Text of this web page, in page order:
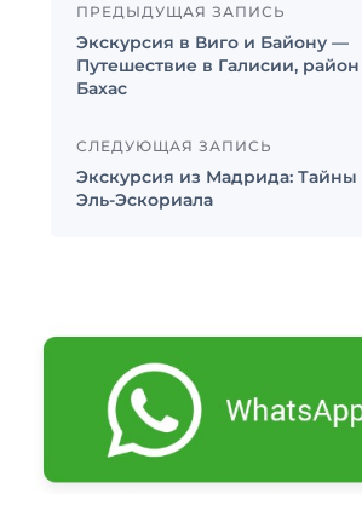
ПРЕДЫДУЩАЯ ЗАПИСЬ
Экскурсия в Виго и Байону —
Путешествие в Галисии,
Бахас
СЛЕДУЮЩАЯ ЗАПИСЬ
Экскурсия из Мадрида: Тайны
Эль-Эскориала